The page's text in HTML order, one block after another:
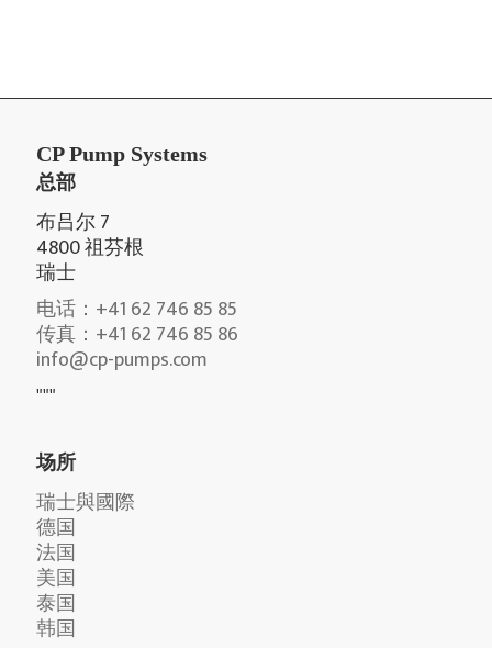
CP Pump Systems
总部
布吕尔 7
4800 祖芬根
瑞士
电话：+41 62 746 85 85
传真：+41 62 746 85 86
info@cp-pumps.com
"""
场所
瑞士與國際
德国
法国
美国
泰国
韩国